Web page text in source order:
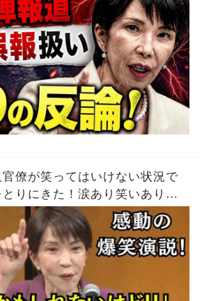
官僚が笑ってはいけない状況で
りにきた！涙あり笑いありの